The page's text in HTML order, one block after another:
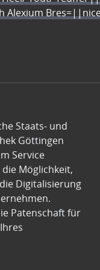
Alexium
Staats- und
Göttingen
Service
die Möglichkeit,
Digitalisierung
Patenschaft für